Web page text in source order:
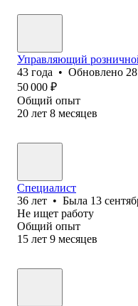
Управляющий
43 года • Обновлено
50 000 ₽
Общий опыт
20 лет 8 месяцев
Специалист
36 лет • Была 13
Не ищет работу
Общий опыт
15 лет 9 месяцев